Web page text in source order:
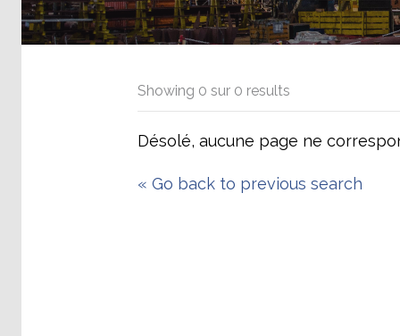
Showing 0sur 0 results
Désolé, aucune page ne
«Go back to previous search